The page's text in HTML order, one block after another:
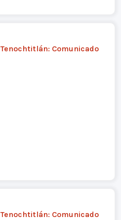
Comunicado
Comunicado